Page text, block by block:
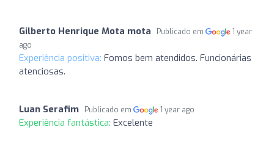
Gilberto Henrique Mota mota Publicado em
1 year
ago
Experiência positiva: Fomos bem atendidos. Funcionárias
atenciosas.
Luan Serafim Publicado em 1 year ago
Experiência fantástica: Excelente